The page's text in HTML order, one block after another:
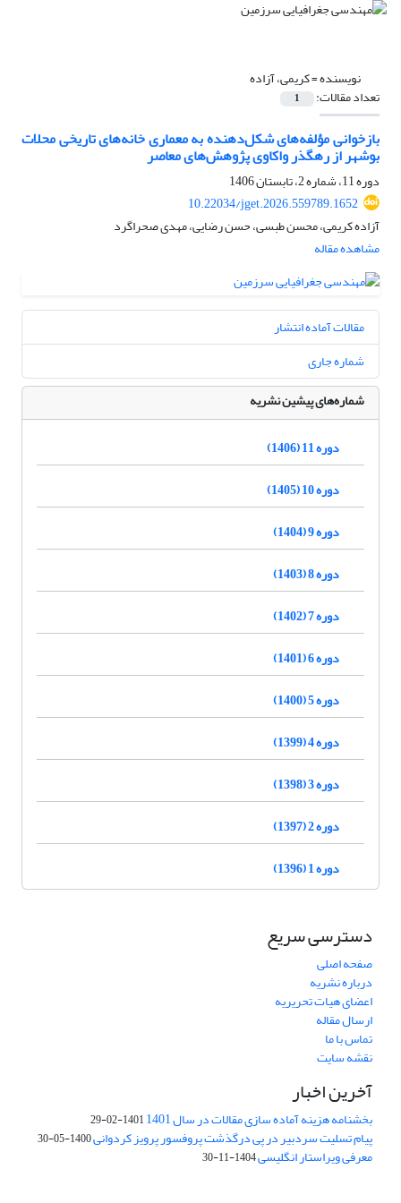
نویسنده =کریمی، آزاده
تعداد مقالات: 1
بازخوانی مؤلفه‌های شکل‌دهنده به معماری خانه‌های تاریخی محلات
بوشهر از رهگذر واکاوی پژوهش‌های معاصر
دوره 11، شماره 2، تابستان 1406
10.22034/jget.2026.559789.1652
آزاده کریمی، محسن طبسی، حسن رضایی، مهدی صحراگرد
مشاهده مقاله
مقالات آماده انتشار
شماره جاری
شماره‌های پیشین نشریه
دوره 11 (1406)
دوره 10 (1405)
دوره 9 (1404)
دوره 8 (1403)
دوره 7 (1402)
دوره 6 (1401)
دوره 5 (1400)
دوره 4 (1399)
دوره 3 (1398)
دوره 2 (1397)
دوره 1 (1396)
دسترسی سریع
صفحه اصلی
درباره نشریه
اعضای هیات تحریریه
ارسال مقاله
تماس با ما
نقشه سایت
آخرین اخبار
بخشنامه هزینه آماده سازی مقالات در سال 1401 1401-02-29
پیام تسلیت سردبیر در پی درگذشت پروفسور پرویز کردوانی1400-05-30
معرفی ویراستار انگلیسی1404-11-30